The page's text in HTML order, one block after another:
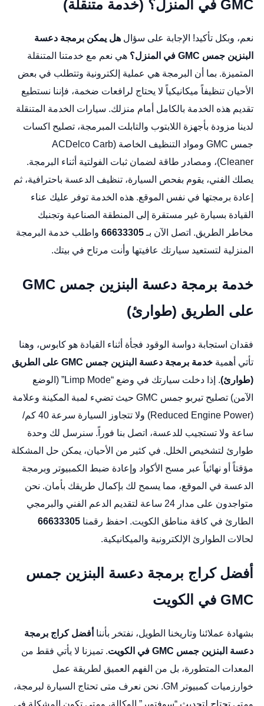
GMC في المنزل؟ (خدمة متنقلة)
نعم، وبكل تأكيد! الإجابة على سؤال هل يمكن برمجة دعسة
البنزين جمس GMC في المنزل؟
هي نعم مع خدمتنا المتنقلة
المتميزة. بما أن البرمجة هي عملية إلكترونية وتتطلب في بعض
الأحيان تنظيفاً ميكانيكياً لا يحتاج لرافعات ضخمة، فإننا نستطيع
تقديم هذه الخدمة بالكامل أمام منزلك. سيارات الخدمة المتنقلة
لدينا مزودة بأجهزة اللابتوب والتابلت المبرمجة، تصليح اكسات
جمس GMC
ومواد التنظيف الخاصة (ACDelco Carb
Cleaner)، ومصادر طاقة لضمان ثبات الفولتية أثناء البرمجة.
يصلك الفني، يقوم بفحص السيارة، تنظيف الدعسة باحترافية، ثم
إعادة برمجتها في نفس الموقع. هذه الخدمة توفر عليك عناء
القيادة بسيارة غير مستقرة إلى المنطقة الصناعية وتجنبك
مخاطر الطريق. اتصل الآن بـ 66633305واطلب خدمة البرمجة
المنزلية لتستعيد سيارتك عافيتها وأنت مرتاح في بيتك.
خدمة برمجة دعسة البنزين جمس GMC
على الطريق (طوارئ)
فقدان استجابة دواسة الوقود فجأة أثناء القيادة هو كابوس، وهنا
تأتي أهمية
خدمة برمجة دعسة البنزين جمس GMC على الطريق
(طوارئ)
. إذا دخلت سيارتك في وضع “Limp Mode” (الوضع
الآمن) تصليح تيربو جمس GMC
حيث تضيء لمبة المكينة وعلامة
(Reduced Engine Power) ولا تتجاوز السيارة سرعة 40 كم/
ساعة ولا تستجيب للدعسة، اتصل بنا فوراً. سنرسل لك وحدة
طوارئ لتشخيص الخلل. في كثير من الأحيان، يمكن حل المشكلة
مؤقتاً أو نهائياً عبر مسح الأكواد وإعادة ضبط الكمبيوتر وبرمجة
الدعسة في الموقع، مما يسمح لك بإكمال طريقك بأمان. نحن
متواجدون على مدار 24 ساعة لتقديم الدعم الفني والبرمجي
الطارئ في كافة مناطق الكويت. احفظ رقمنا 66633305
لحالات الطوارئ الإلكترونية والميكانيكية.
أفضل كراج برمجة دعسة البنزين جمس
GMC في الكويت
بشهادة عملائنا وتاريخنا الطويل، نفتخر بأننا أفضل كراج برمجة
دعسة البنزين جمس GMC في الكويت
. تميزنا لا يأتي فقط من
المعدات المتطورة، بل من الفهم العميق لطريقة عمل
خوارزميات كمبيوتر GM. نحن نعرف متى تحتاج السيارة لبرمجة،
ومتى تحتاج لتحديث “سوفتوير” الوكالة، ومتى تكون المشكلة في